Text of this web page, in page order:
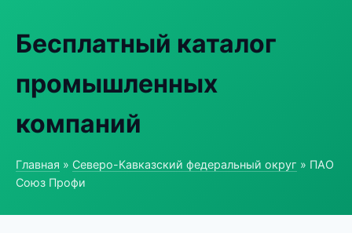
Бесплатный каталог
промышленных
компаний
Главная » Северо-Кавказский федеральный округ » ПАО
Союз Профи